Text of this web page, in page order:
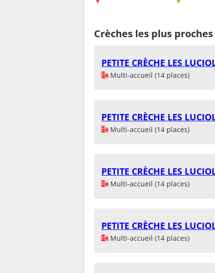
Crèches les plus
PETITE CRÈCHE LES
Multi-accueil (14 places)
PETITE CRÈCHE LES
Multi-accueil (14 places)
PETITE CRÈCHE LES
Multi-accueil (14 places)
PETITE CRÈCHE LES
Multi-accueil (14 places)